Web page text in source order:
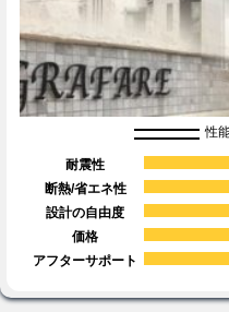
性
耐震性
断熱/省エネ性
設計の自由度
価格
アフターサポート